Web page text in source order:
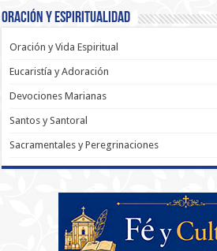
Oración y Espiritualidad
Oración y Vida Espiritual
Eucaristía y Adoración
Devociones Marianas
Santos y Santoral
Sacramentales y Peregrinaciones